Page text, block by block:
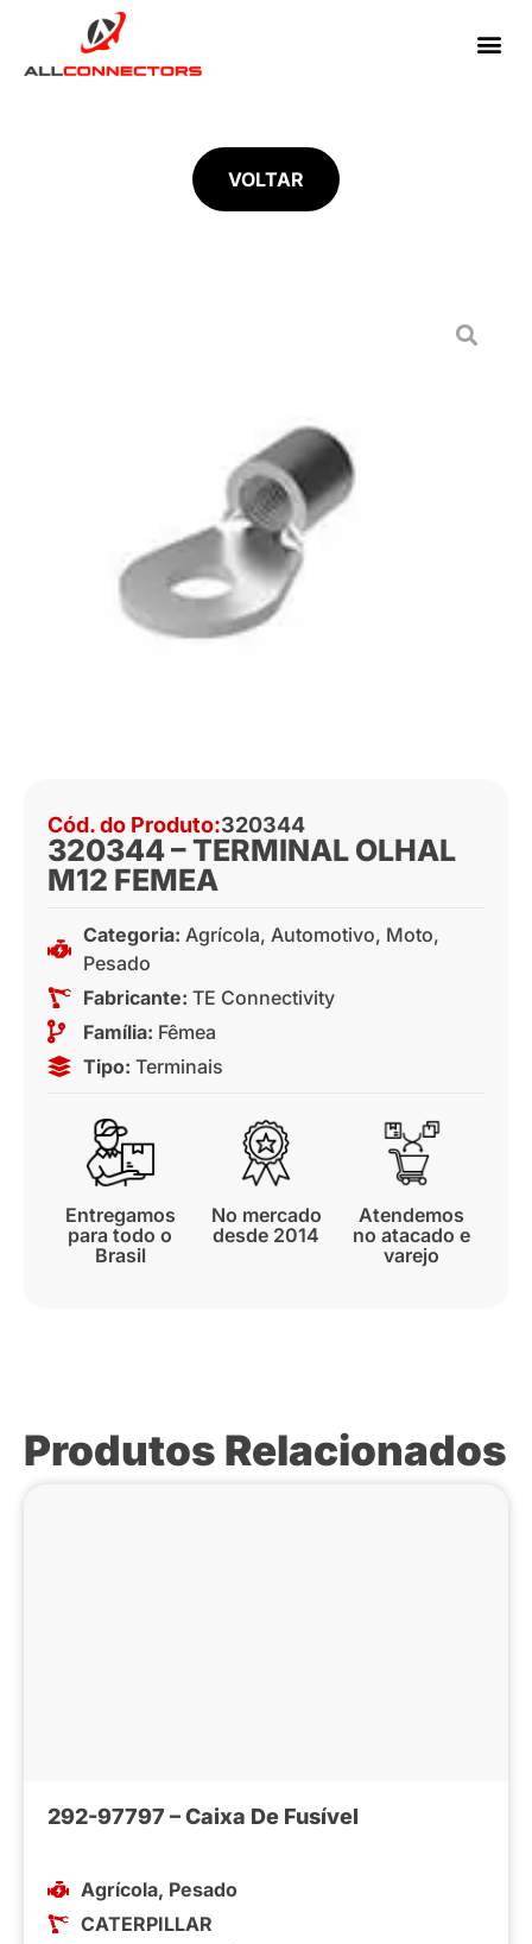
VOLTAR
Cód. do Produto:320344
320344 – TERMINAL OLHAL
M12 FEMEA
Categoria: Agrícola, Automotivo, Moto,
Pesado
Fabricante: TE Connectivity
Família: Fêmea
Tipo: Terminais
Entregamos
para todo o
Brasil
No mercado
desde 2014
Atendemos
no atacado e
varejo
Produtos Relacionados
292-97797 – Caixa De Fusível
Agrícola, Pesado
CATERPILLAR